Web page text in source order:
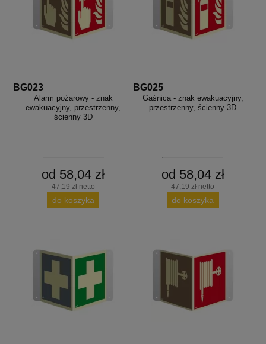
BG023
Alarm pożarowy - znak
ewakuacyjny, przestrzenny,
ścienny 3D
od 58,04 zł
47,19 zł netto
do koszyka
BG025
Gaśnica - znak ewakuacyjny,
przestrzenny, ścienny 3D
od 58,04 zł
47,19 zł netto
do koszyka